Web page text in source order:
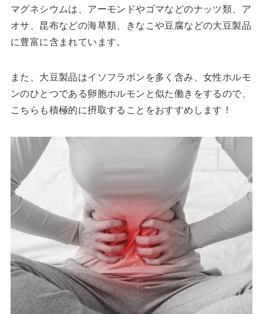
マグネシウムは、アーモンドやゴマなどのナッツ類、ア
オサ、昆布などの海草類、きなこや豆腐などの大豆製品
に豊富に含まれています。
また、大豆製品はイソフラボンを多く含み、女性ホルモ
ンのひとつである卵胞ホルモンと似た働きをするので、
こちらも積極的に摂取することをおすすめします！